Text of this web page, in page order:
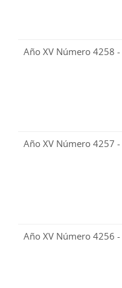
Año XV Número 4258
Año XV Número 4257
Año XV Número 4256